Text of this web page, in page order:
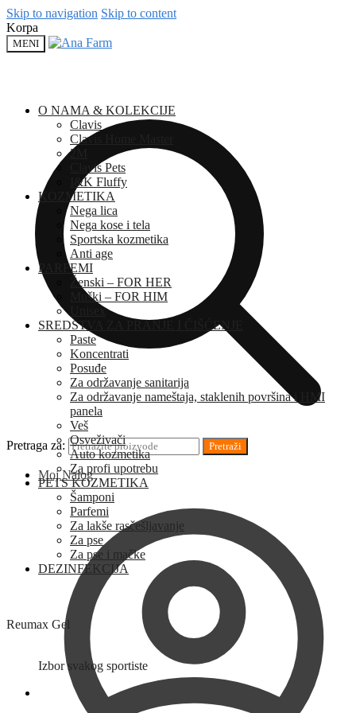
Skip to navigation Skip to content
Korpa
MENI
Pretraga za: Pretraži
Moj Nalog
O NAMA & KOLEKCIJE
Clavis
Clavis Home Master
2M
Clavis Pets
I&K Fluffy
KOZMETIKA
Nega lica
Nega kose i tela
Sportska kozmetika
Anti age
PARFEMI
Ženski – FOR HER
Muški – FOR HIM
Unisex
SREDSTVA ZA PRANJE I ČIŠĆENJE
Paste
Koncentrati
Posuđe
Za održavanje sanitarija
Za održavanje nameštaja, staklenih površina i HMI
panela
Veš
Osveživači
Auto kozmetika
Za profi upotrebu
PETS KOZMETIKA
Šamponi
Parfemi
Za lakše rasčešljavanje
Za pse
Za pse i mačke
DEZINFEKCIJA
Reumax Gel
Izbor svakog sportiste